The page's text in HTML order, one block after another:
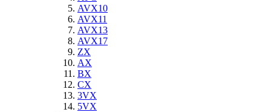
AVX10
AVX11
AVX13
AVX17
ZX
AX
BX
CX
3VX
5VX